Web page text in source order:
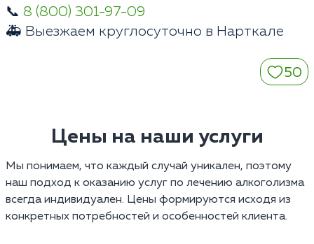
📞 8 (800) 301-97-09
🚑 Выезжаем круглосуточно в Нарткале
50
Цены на наши услуги
Мы понимаем, что каждый случай уникален, поэтому
наш подход к оказанию услуг по лечению алкоголизма
всегда индивидуален. Цены формируются исходя из
конкретных потребностей и особенностей клиента.